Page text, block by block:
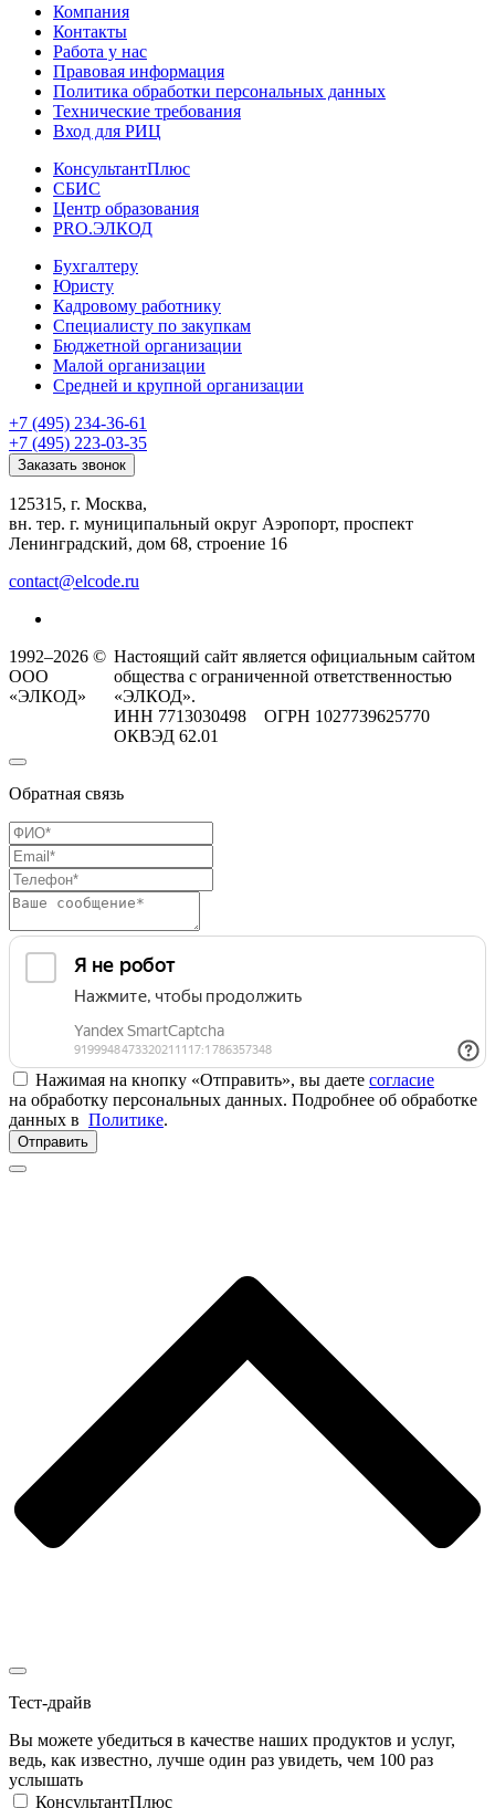
Компания
Контакты
Работа у нас
Правовая информация
Политика обработки персональных данных
Технические требования
Вход для РИЦ
КонсультантПлюс
СБИС
Центр образования
PRO.ЭЛКОД
Бухгалтеру
Юристу
Кадровому работнику
Специалисту по закупкам
Бюджетной организации
Малой организации
Средней и крупной организации
+7 (495) 234-36-61
+7 (495) 223-03-35
Заказать звонок
125315, г. Москва,
вн. тер. г. муниципальный округ Аэропорт, проспект
Ленинградский, дом 68, строение 16
contact@elcode.ru
1992–2026 ©
ООО
«ЭЛКОД»
Настоящий сайт является официальным сайтом
общества с ограниченной ответственностью
«ЭЛКОД».
ИНН 7713030498 ОГРН 1027739625770
ОКВЭД 62.01
Обратная связь
Нажимая на кнопку «Отправить», вы даете согласие
на обработку персональных данных. Подробнее об обработке
данных в Политике.
Отправить
Тест-драйв
Вы можете убедиться в качестве наших продуктов и услуг,
ведь, как известно, лучше один раз увидеть, чем 100 раз
услышать
КонсультантПлюс